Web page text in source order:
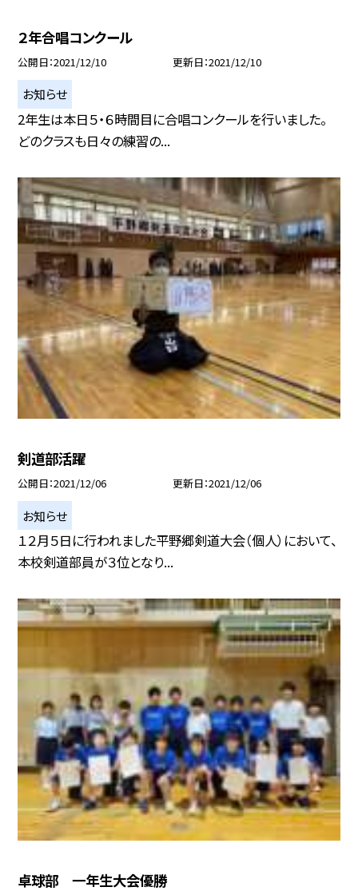
２年合唱コンクール
公開日 2021/12/10 更新日 2021/12/10
お知らせ
2年生は本日５・６時間目に合唱コンクールを行いました。
どのクラスも日々の練習の...
剣道部活躍
公開日 2021/12/06 更新日 2021/12/06
お知らせ
１２月５日に行われました平野郷剣道大会（個人）において、
本校剣道部員が３位となり...
卓球部 一年生大会優勝